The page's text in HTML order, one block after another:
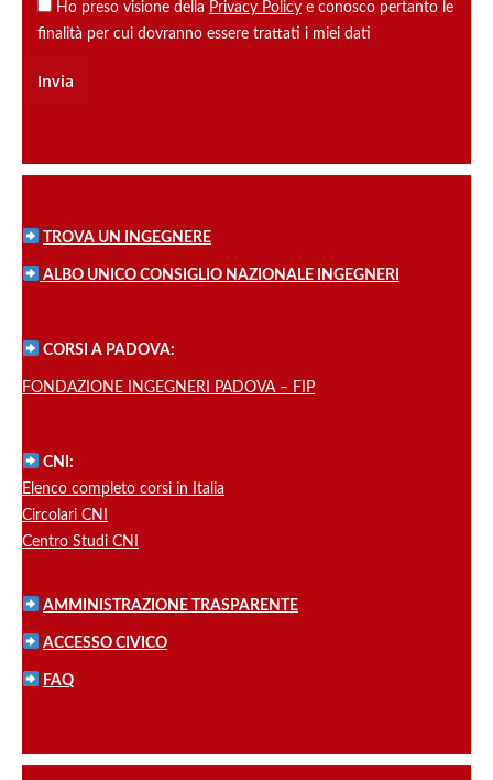
Ho preso visione della Privacy Policy e conosco pertanto le
finalità per cui dovranno essere trattati i miei dati
TROVA UN INGEGNERE
ALBO UNICO CONSIGLIO NAZIONALE INGEGNERI
CORSI A PADOVA:
FONDAZIONE INGEGNERI PADOVA – FIP
CNI:
Elenco completo corsi in Italia
Circolari CNI
Centro Studi CNI
AMMINISTRAZIONE TRASPARENTE
ACCESSO CIVICO
FAQ